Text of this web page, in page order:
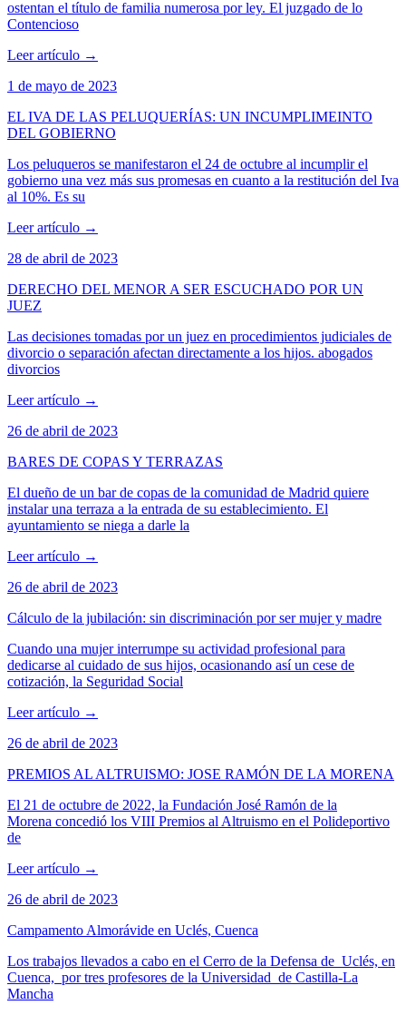
ostentan el título de familia numerosa por ley. El juzgado de lo
Contencioso
Leer artículo →
1 de mayo de 2023
EL IVA DE LAS PELUQUERÍAS: UN INCUMPLIMEINTO
DEL GOBIERNO
Los peluqueros se manifestaron el 24 de octubre al incumplir el
gobierno una vez más sus promesas en cuanto a la restitución del Iva
al 10%. Es su
Leer artículo →
28 de abril de 2023
DERECHO DEL MENOR A SER ESCUCHADO POR UN
JUEZ
Las decisiones tomadas por un juez en procedimientos judiciales de
divorcio o separación afectan directamente a los hijos. abogados
divorcios
Leer artículo →
26 de abril de 2023
BARES DE COPAS Y TERRAZAS
El dueño de un bar de copas de la comunidad de Madrid quiere
instalar una terraza a la entrada de su establecimiento. El
ayuntamiento se niega a darle la
Leer artículo →
26 de abril de 2023
Cálculo de la jubilación: sin discriminación por ser mujer y madre
Cuando una mujer interrumpe su actividad profesional para
dedicarse al cuidado de sus hijos, ocasionando así un cese de
cotización, la Seguridad Social
Leer artículo →
26 de abril de 2023
PREMIOS AL ALTRUISMO: JOSE RAMÓN DE LA MORENA
El 21 de octubre de 2022, la Fundación José Ramón de la
Morena concedió los VIII Premios al Altruismo en el Polideportivo
de
Leer artículo →
26 de abril de 2023
Campamento Almorávide en Uclés, Cuenca
Los trabajos llevados a cabo en el Cerro de la Defensa de Uclés, en
Cuenca, por tres profesores de la Universidad de Castilla-La
Mancha